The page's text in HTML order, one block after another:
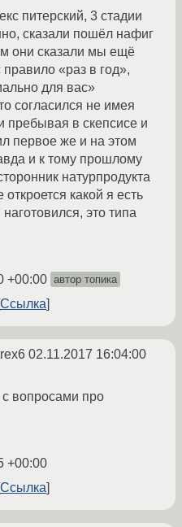
питерский, 3 стадии
сказали пошёл нафиг
они сказали мы ещё
«раз в год»,
для вас»
согласился не имея
пребывая в скепсисе и
первое же и на этом
и к тому прошлому
натурпродукта
какой я есть
это типа
+00:00 автор топика
Ссылка
02.11.2017 16:04:00
с вопросами про
+00:00
Ссылка